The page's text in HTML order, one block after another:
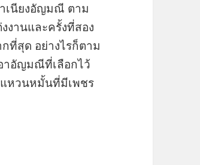
เนียงอัญมณี ตาม
งานและครั้งที่สอง
ที่สุด อย่างไรก็ตาม
าอัญมณีที่เลือกไว้
หวนหมั้นที่มีเพชร